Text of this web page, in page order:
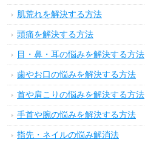
肌荒れを解決する方法
頭痛を解決する方法
目・鼻・耳の悩みを解決する方法
歯やお口の悩みを解決する方法
首や肩こりの悩みを解決する方法
手首や腕の悩みを解決する方法
指先・ネイルの悩み解消法